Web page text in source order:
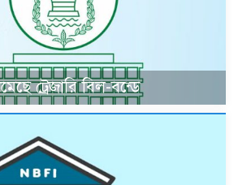
ট্রেজারি বিল-বন্ডে